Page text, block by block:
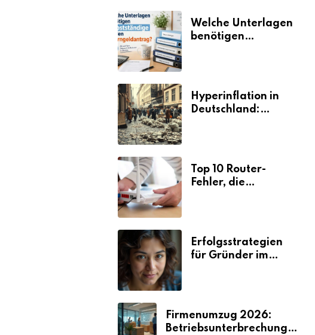
Umsätze machen
Welche Unterlagen
benötigen
Hyperinflation in
Deutschland:
Top 10 Router-
Fehler, die
Erfolgsstrategien
für Gründer im
Firmenumzug 2026:
Betriebsunterbrechungen